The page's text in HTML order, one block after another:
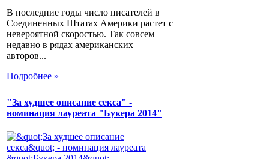
В последние годы число писателей в
Соединенных Штатах Америки растет с
невероятной скоростью. Так совсем
недавно в рядах американских
авторов...
Подробнее »
"За худшее описание секса" -
номинация лауреата "Букера 2014"